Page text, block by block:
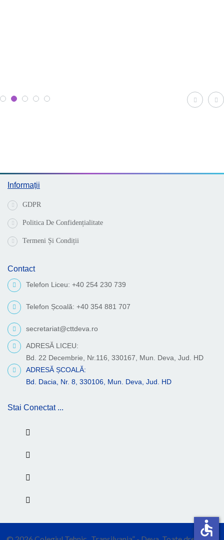
Informații
GDPR
Politica De Confidențialitate
Termeni Și Condiții
Contact
Telefon Liceu: +40 254 230 739
Telefon Școală: +40 354 881 707
secretariat@cttdeva.ro
ADRESĂ LICEU:
Bd. 22 Decembrie, Nr.116, 330167, Mun. Deva, Jud. HD
ADRESĂ ȘCOALĂ:
Bd. Dacia, Nr. 8, 330106, Mun. Deva, Jud. HD
Stai Conectat ...
accessible